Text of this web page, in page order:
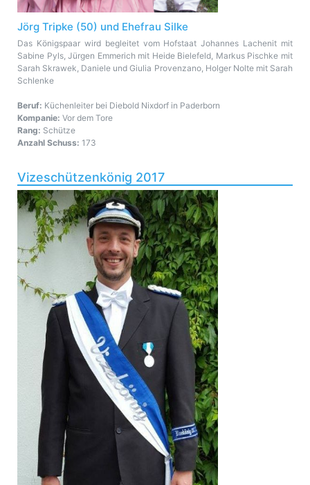
Jörg Tripke (50) und Ehefrau Silke
Das Königspaar wird begleitet vom Hofstaat Johannes Lachenit mit
Sabine Pyls, Jürgen Emmerich mit Heide Bielefeld, Markus Pischke mit
Sarah Skrawek, Daniele und Giulia Provenzano, Holger Nolte mit Sarah
Schlenke
Beruf: Küchenleiter bei Diebold Nixdorf in Paderborn
Kompanie: Vor dem Tore
Rang: Schütze
Anzahl Schuss: 173
Vizeschützenkönig 2017